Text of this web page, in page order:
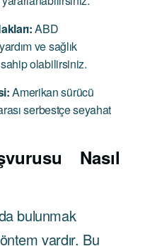
ABD
ve sağlık
olabilirsiniz.
Amerikan sürücü
serbestçe seyahat
Nasıl
bulunmak
vardır. Bu